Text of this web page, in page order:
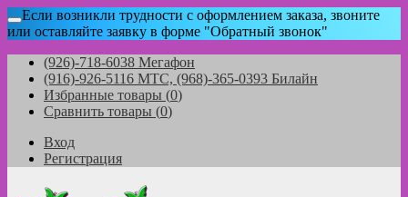
Если возникли трудности с оформлением заказа, звоните
или оставляйте заявку в форме "Обратный звонок"
(926)-718-6038 Мегафон
(916)-926-5116 МТС, (968)-365-0393 Билайн
Избранные товары (0)
Сравнить товары (0)
Вход
Регистрация